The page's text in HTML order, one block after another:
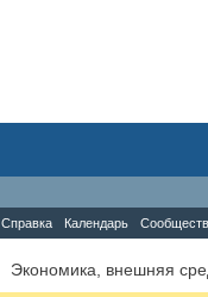
Справка Календарь
Экономика, внешняя